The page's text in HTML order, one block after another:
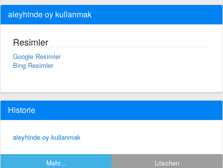
aleyhinde oy kullanmak
Resimler
Google Resimler
Bing Resimler
Historie
aleyhinde oy kullanmak
Mehr... Löschen